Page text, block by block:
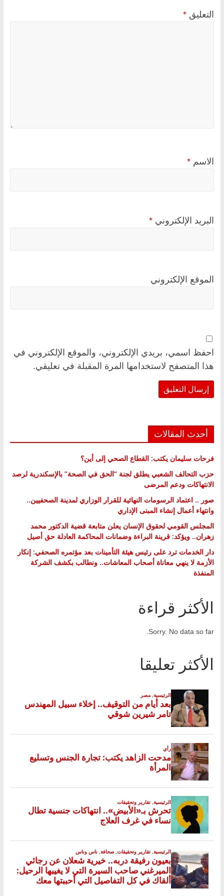
التعليق *
الاسم *
البريد الإلكتروني *
الموقع الإلكتروني
احفظ اسمي، بريدي الإلكتروني، والموقع الإلكتروني في
هذا المتصفح لاستخدامها المرة المقبلة في تعليقي.
أحدث المقالات
فرحات سليمان يكتب: القطاع الصحي إلى أين؟
حزب التحالف الشعبي يطلق لجنة “الحق في الصحة” بالإسكندرية لرصد
الانتهاكات ودعم المرضى
صور .. اعتماد الرسومات النهائية للقرار الوزاري لمدينة الصحفيين..
وانتهاء أعمال إنشاء المبنى الإداري
المجلس القومي لحقوق الإنسان يعلن متابعة قضية الدكتور محمد
زهران.. ويؤكد: قرينة البراءة وضمانات المحاكمة العادلة حق أصيل
دار الخدمات ترد على رئيس هيئة التأمينات بعد مؤتمره الصحفي: إنكار
الأزمة لا ينهي معاناة أصحاب المعاشات.. ونطالب بكشف الشركة
المنفذة
الأكثر قراءة
Sorry. No data so far.
الأكثر تعليقا